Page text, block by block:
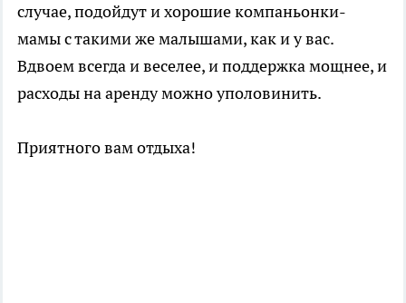
случае, подойдут и хорошие компаньонки-
мамы с такими же малышами, как и у вас.
Вдвоем всегда и веселее, и поддержка мощнее, и
расходы на аренду можно уполовинить.
Приятного вам отдыха!